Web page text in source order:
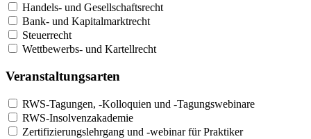
Handels- und Gesellschaftsrecht
Bank- und Kapitalmarktrecht
Steuerrecht
Wettbewerbs- und Kartellrecht
Veranstaltungsarten
RWS-Tagungen, -Kolloquien und -Tagungswebinare
RWS-Insolvenzakademie
Zertifizierungslehrgang und -webinar für Praktiker